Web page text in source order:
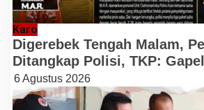
Karo
Digerebek Tengah Malam,
Ditangkap Polisi, TKP:
6 Agustus 2026